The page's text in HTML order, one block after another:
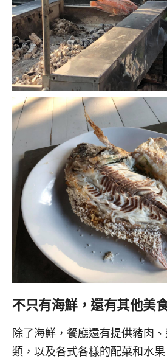
不只有海鮮，還有其他美
除了海鮮，餐廳還有提供豬肉
類，以及各式各樣的配菜和水